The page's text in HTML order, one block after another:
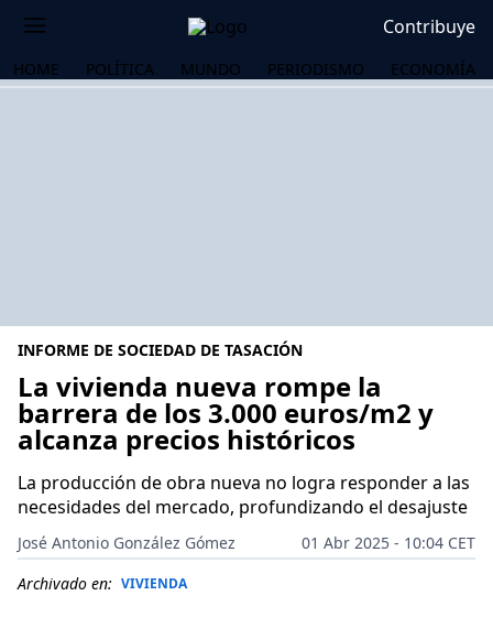
Contribuye
HOME POLÍTICA MUNDO PERIODISMO ECONOMÍA
INFORME DE SOCIEDAD DE TASACIÓN
La vivienda nueva rompe la
barrera de los 3.000 euros/m2 y
alcanza precios históricos
La producción de obra nueva no logra responder a las
necesidades del mercado, profundizando el desajuste
José Antonio González Gómez
01 Abr 2025 - 10:04 CET
Archivado en: VIVIENDA